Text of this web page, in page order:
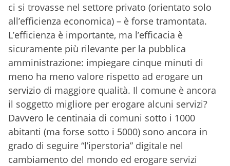
ci si trovasse nel settore privato (orientato solo
all’efficienza economica) – è forse tramontata.
L’efficienza è importante, ma l’efficacia è
sicuramente più rilevante per la pubblica
amministrazione: impiegare cinque minuti di
meno ha meno valore rispetto ad erogare un
servizio di maggiore qualità. Il comune è ancora
il soggetto migliore per erogare alcuni servizi?
Davvero le centinaia di comuni sotto i 1000
abitanti (ma forse sotto i 5000) sono ancora in
grado di seguire “l’iperstoria” digitale nel
cambiamento del mondo ed erogare servizi